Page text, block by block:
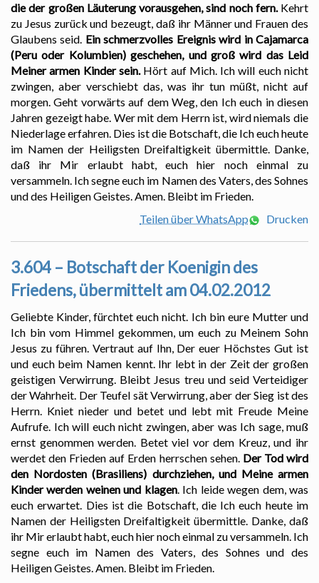
die der großen Läuterung vorausgehen, sind noch fern. Kehrt
zu Jesus zurück und bezeugt, daß ihr Männer und Frauen des
Glaubens seid. Ein schmerzvolles Ereignis wird in Cajamarca
(Peru oder Kolumbien) geschehen, und groß wird das Leid
Meiner armen Kinder sein.Hört auf Mich. Ich will euch nicht
zwingen, aber verschiebt das, was ihr tun müßt, nicht auf
morgen. Geht vorwärts auf dem Weg, den Ich euch in diesen
Jahren gezeigt habe. Wer mit dem Herrn ist, wird niemals die
Niederlage erfahren. Dies ist die Botschaft, die Ich euch heute
im Namen der Heiligsten Dreifaltigkeit übermittle. Danke,
daß ihr Mir erlaubt habt, euch hier noch einmal zu
versammeln. Ich segne euch im Namen des Vaters, des Sohnes
und des Heiligen Geistes. Amen. Bleibt im Frieden.
Teilen über WhatsApp
Drucken
3.604 – Botschaft der Koenigin des
Friedens, übermittelt am 04.02.2012
Geliebte Kinder, fürchtet euch nicht. Ich bin eure Mutter und
Ich bin vom Himmel gekommen, um euch zu Meinem Sohn
Jesus zu führen. Vertraut auf Ihn, Der euer Höchstes Gut ist
und euch beim Namen kennt. Ihr lebt in der Zeit der großen
geistigen Verwirrung. Bleibt Jesus treu und seid Verteidiger
der Wahrheit. Der Teufel sät Verwirrung, aber der Sieg ist des
Herrn. Kniet nieder und betet und lebt mit Freude Meine
Aufrufe. Ich will euch nicht zwingen, aber was Ich sage, muß
ernst genommen werden. Betet viel vor dem Kreuz, und ihr
werdet den Frieden auf Erden herrschen sehen. Der Tod wird
den Nordosten (Brasiliens) durchziehen, und Meine armen
Kinder werden weinen und klagen. Ich leide wegen dem, was
euch erwartet. Dies ist die Botschaft, die Ich euch heute im
Namen der Heiligsten Dreifaltigkeit übermittle. Danke, daß
ihr Mir erlaubt habt, euch hier noch einmal zu versammeln. Ich
segne euch im Namen des Vaters, des Sohnes und des
Heiligen Geistes. Amen. Bleibt im Frieden.